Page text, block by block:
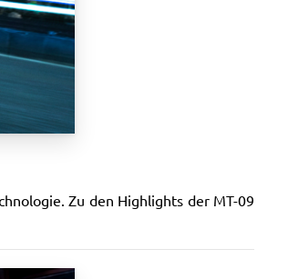
Zu den Highlights der MT-09